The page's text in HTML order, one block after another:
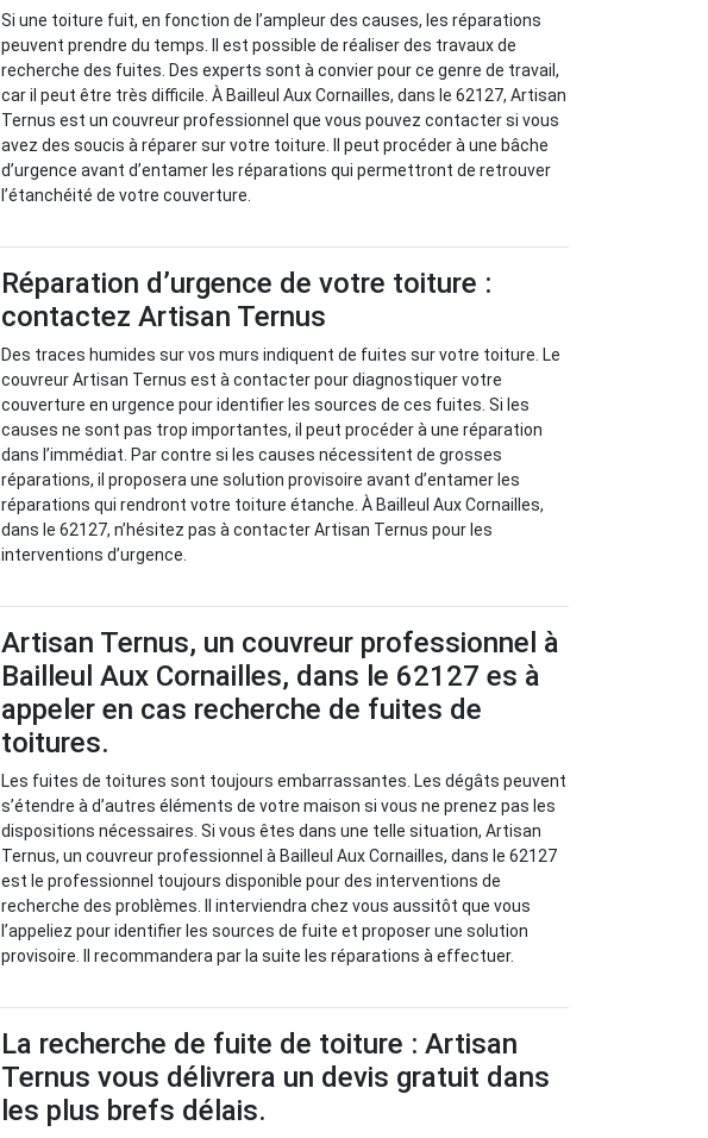
Si une toiture fuit, en fonction de l’ampleur des causes, les réparations
peuvent prendre du temps. Il est possible de réaliser des travaux de
recherche des fuites. Des experts sont à convier pour ce genre de travail,
car il peut être très difficile. À Bailleul Aux Cornailles, dans le 62127, Artisan
Ternus est un couvreur professionnel que vous pouvez contacter si vous
avez des soucis à réparer sur votre toiture. Il peut procéder à une bâche
d’urgence avant d’entamer les réparations qui permettront de retrouver
l’étanchéité de votre couverture.
Réparation d’urgence de votre toiture :
contactez Artisan Ternus
Des traces humides sur vos murs indiquent de fuites sur votre toiture. Le
couvreur Artisan Ternus est à contacter pour diagnostiquer votre
couverture en urgence pour identifier les sources de ces fuites. Si les
causes ne sont pas trop importantes, il peut procéder à une réparation
dans l’immédiat. Par contre si les causes nécessitent de grosses
réparations, il proposera une solution provisoire avant d’entamer les
réparations qui rendront votre toiture étanche. À Bailleul Aux Cornailles,
dans le 62127, n’hésitez pas à contacter Artisan Ternus pour les
interventions d’urgence.
Artisan Ternus, un couvreur professionnel à
Bailleul Aux Cornailles, dans le 62127 es à
appeler en cas recherche de fuites de
toitures.
Les fuites de toitures sont toujours embarrassantes. Les dégâts peuvent
s’étendre à d’autres éléments de votre maison si vous ne prenez pas les
dispositions nécessaires. Si vous êtes dans une telle situation, Artisan
Ternus, un couvreur professionnel à Bailleul Aux Cornailles, dans le 62127
est le professionnel toujours disponible pour des interventions de
recherche des problèmes. Il interviendra chez vous aussitôt que vous
l’appeliez pour identifier les sources de fuite et proposer une solution
provisoire. Il recommandera par la suite les réparations à effectuer.
La recherche de fuite de toiture : Artisan
Ternus vous délivrera un devis gratuit dans
les plus brefs délais.